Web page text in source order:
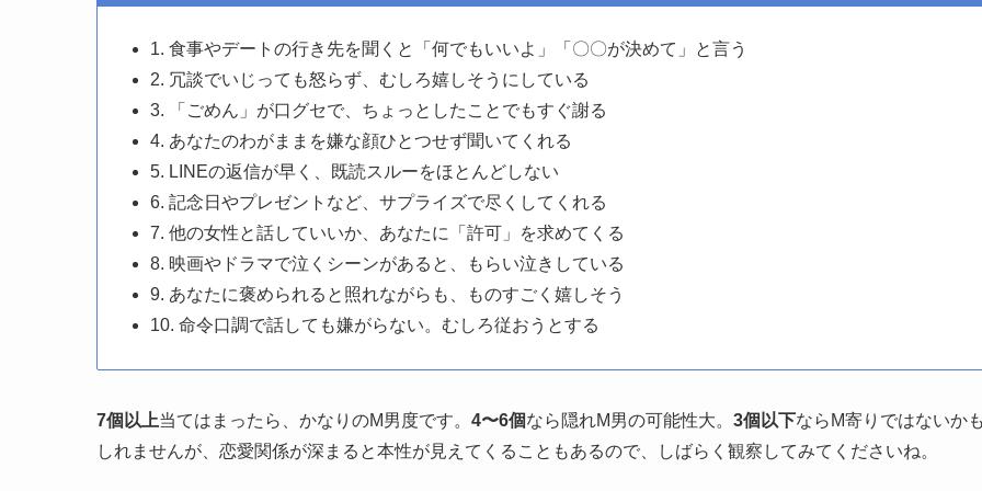
1. 食事やデートの行き先を聞くと「何でもいいよ」「〇〇が決めて」と言う
2. 冗談でいじっても怒らず、むしろ嬉しそうにしている
3. 「ごめん」が口グセで、ちょっとしたことでもすぐ謝る
4. あなたのわがままを嫌な顔ひとつせず聞いてくれる
5. LINEの返信が早く、既読スルーをほとんどしない
6. 記念日やプレゼントなど、サプライズで尽くしてくれる
7. 他の女性と話していいか、あなたに「許可」を求めてくる
8. 映画やドラマで泣くシーンがあると、もらい泣きしている
9. あなたに褒められると照れながらも、ものすごく嬉しそう
10. 命令口調で話しても嫌がらない。むしろ従おうとする
7個以上当てはまったら、かなりのM男度です。 4〜6個なら隠れM男の可能性大。 3個以下ならM寄りではないか
しれませんが、恋愛関係が深まると本性が見えてくることもあるので、しばらく観察してみてくださいね。